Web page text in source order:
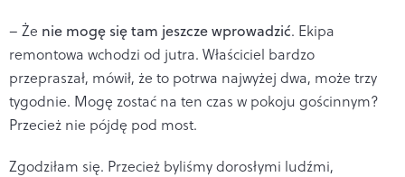
– Że nie mogę się tam jeszcze wprowadzić. Ekipa
remontowa wchodzi od jutra. Właściciel bardzo
przepraszał, mówił, że to potrwa najwyżej dwa, może trzy
tygodnie. Mogę zostać na ten czas w pokoju gościnnym?
Przecież nie pójdę pod most.
Zgodziłam się. Przecież byliśmy dorosłymi ludźmi,